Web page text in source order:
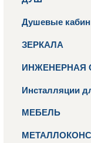
Душевые
ЗЕРКАЛА
ИНЖЕНЕРНАЯ
Инсталляции
МЕБЕЛЬ